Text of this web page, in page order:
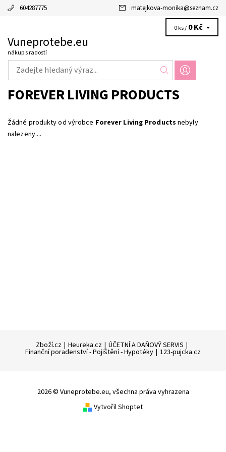
604287775 matejkova-monika@seznam.cz
Vuneprotebe.eu
nákup s radostí
0 ks / 0 Kč
FOREVER LIVING PRODUCTS
Žádné produkty od výrobce Forever Living Products nebyly
nalezeny....
Zboží.cz | Heureka.cz | ÚČETNÍ A DAŇOVÝ SERVIS |
Finanční poradenství - Pojištění - Hypotéky | 123-pujcka.cz
2026 © Vuneprotebe.eu, všechna práva vyhrazena
Vytvořil Shoptet